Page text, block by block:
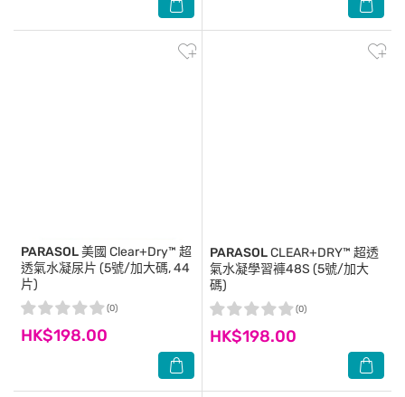
PARASOL美國 Clear+Dry™ 超
透氣水凝尿片 (5號/加大碼, 44
片)
HK$198.00
(0)
PARASOLCLEAR+DRY™ 超透
氣水凝學習褲48S (5號/加大
碼)
HK$198.00
(0)